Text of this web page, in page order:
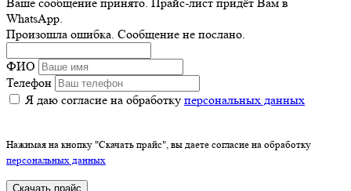
WhatsApp.
Произошла ошибка. Сообщение не послано.
ФИО
Телефон
Я даю согласие на обработку персональных данных
Нажимая на кнопку "Скачать прайс", вы даете согласие на обработку
персональных данных
Скачать прайс